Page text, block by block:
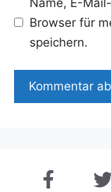
Browser für
speichern.